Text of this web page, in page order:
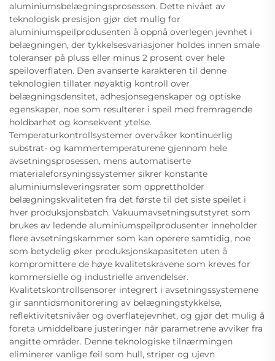
aluminiumsbelægningsprosessen. Dette nivået av
teknologisk presisjon gjør det mulig for
aluminiumspeilprodusenten å oppnå overlegen jevnhet i
belægningen, der tykkelsesvariasjoner holdes innen smale
toleranser på pluss eller minus 2 prosent over hele
speiloverflaten. Den avanserte karakteren til denne
teknologien tillater nøyaktig kontroll over
belægningsdensitet, adhesjonsegenskaper og optiske
egenskaper, noe som resulterer i speil med fremragende
holdbarhet og konsekvent ytelse.
Temperaturkontrollsystemer overvåker kontinuerlig
substrat- og kammertemperaturene gjennom hele
avsetningsprosessen, mens automatiserte
materialeforsyningssystemer sikrer konstante
aluminiumsleveringsrater som opprettholder
belægningskvaliteten fra det første til det siste speilet i
hver produksjonsbatch. Vakuumavsetningsutstyret som
brukes av ledende aluminiumspeilprodusenter inneholder
flere avsetningskammer som kan operere samtidig, noe
som betydelig øker produksjonskapasiteten uten å
kompromittere de høye kvalitetskravene som kreves for
kommersielle og industrielle anvendelser.
Kvalitetskontrollsensorer integrert i avsetningssystemene
gir sanntidsmonitorering av belægningstykkelse,
reflektivitetsnivåer og overflatejevnhet, og gjør det mulig å
foreta umiddelbare justeringer når parametrene avviker fra
angitte områder. Denne teknologiske tilnærmingen
eliminerer vanlige feil som hull, striper og ujevn